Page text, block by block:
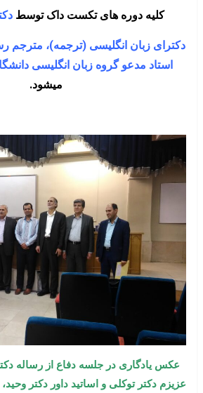
کلیه دوره های تکست داک توسط
دکترایزبان انگلیسی (ترجمه)، مترجم
استاد مدعو گروه زبان انگلیسی
میشود.
عکس یادگاری در جلسه دفاع از رساله
عزیزم دکتر توکلی و اساتید داور دکتر